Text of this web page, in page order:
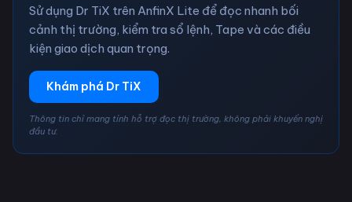
Sử dụng Dr TiX trên AnfinX Lite để đọc nhanh bối
cảnh thị trường, kiểm tra sổ lệnh, Tape và các điều
kiện giao dịch quan trọng.
Khám phá Dr TiX
Thông tin chỉ mang tính hỗ trợ đọc thị trường, không phải khuyến nghị
đầu tư.